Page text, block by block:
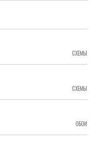
СХЕМЫ
СХЕМЫ
ОБОИ